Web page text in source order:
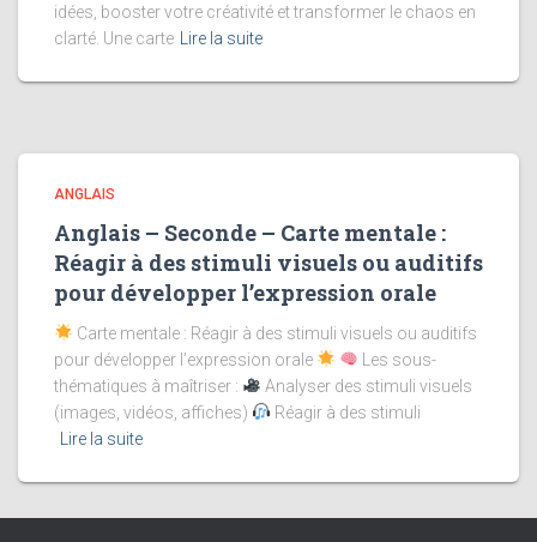
idées, booster votre créativité et transformer le chaos en
clarté. Une carte
Lire la suite
ANGLAIS
Anglais – Seconde – Carte mentale :
Réagir à des stimuli visuels ou auditifs
pour développer l’expression orale
Carte mentale : Réagir à des stimuli visuels ou auditifs
pour développer l’expression orale
Les sous-
thématiques à maîtriser :
Analyser des stimuli visuels
(images, vidéos, affiches)
Réagir à des stimuli
Lire la suite